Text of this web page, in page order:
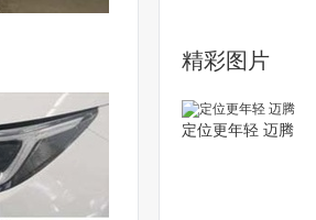
精彩图片
定位更年轻 迈腾